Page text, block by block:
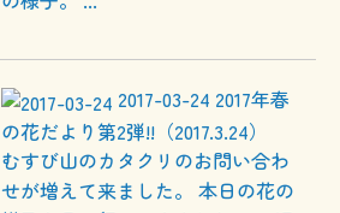
2017-03-24 2017年春
の花だより第2弾!!（2017.3.24）
むすび山のカタクリのお問い合わ
せが増えて来ました。 本日の花の